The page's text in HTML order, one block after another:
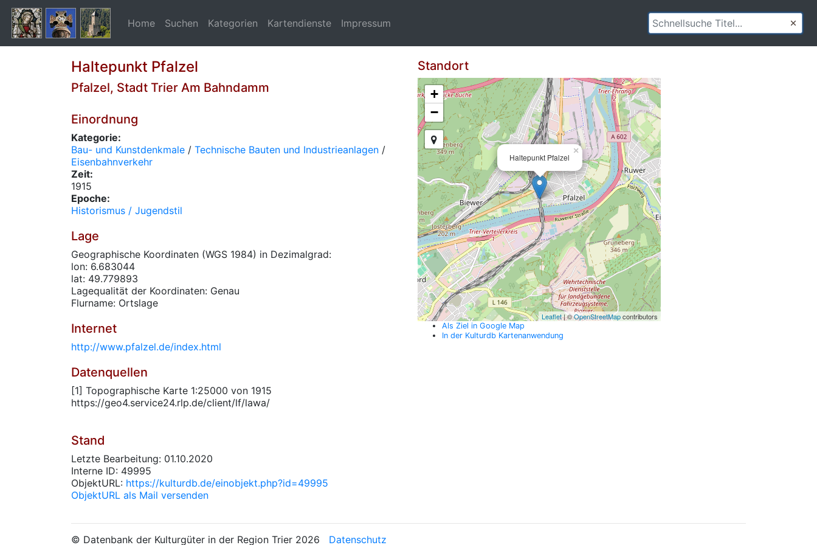
Home Suchen Kategorien Kartendienste Impressum
Haltepunkt Pfalzel
Pfalzel, Stadt Trier Am Bahndamm
Einordnung
Kategorie:
Bau- und Kunstdenkmale / Technische Bauten und Industrieanlagen /
Eisenbahnverkehr
Zeit:
1915
Epoche:
Historismus / Jugendstil
Lage
Geographische Koordinaten (WGS 1984) in Dezimalgrad:
lon: 6.683044
lat: 49.779893
Lagequalität der Koordinaten: Genau
Flurname: Ortslage
Internet
http://www.pfalzel.de/index.html
Datenquellen
[1] Topographische Karte 1:25000 von 1915
https://geo4.service24.rlp.de/client/lf/lawa/
Stand
Letzte Bearbeitung: 01.10.2020
Interne ID: 49995
ObjektURL: https://kulturdb.de/einobjekt.php?id=49995
ObjektURL als Mail versenden
Standort
Haltepunkt Pfalzel
×
+
−
Leaflet| ©OpenStreetMapcontributors
Als Ziel in Google Map
In der Kulturdb Kartenanwendung
© Datenbank der Kulturgüter in der Region Trier 2026 Datenschutz